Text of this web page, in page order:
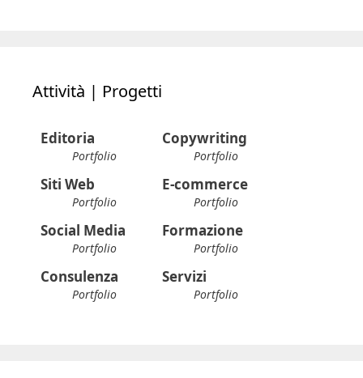
Attività | Progetti
Editoria
Portfolio
Copywriting
Portfolio
Siti Web
Portfolio
E-commerce
Portfolio
Social Media
Portfolio
Formazione
Portfolio
Consulenza
Portfolio
Servizi
Portfolio